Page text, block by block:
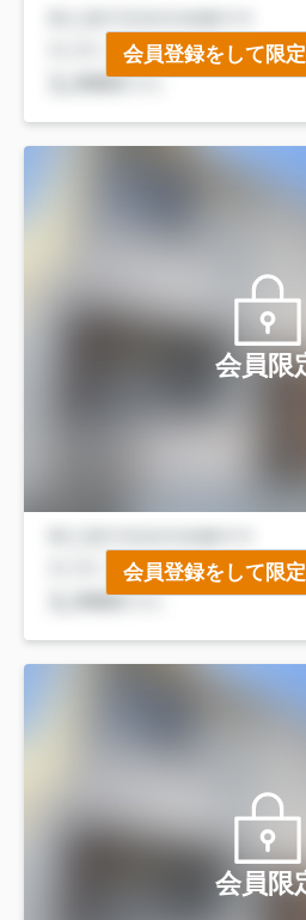
会員登録をして限
会員限
会員登録をして限
会員限